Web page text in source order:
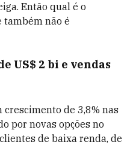
Então qual é o
também não é
US$ 2 bi e vendas
de 3,8% nas
por novas opções no
de baixa renda, de